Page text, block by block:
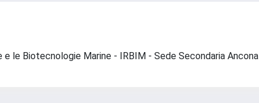
le Biotecnologie Marine - IRBIM - Sede Secondaria Ancona